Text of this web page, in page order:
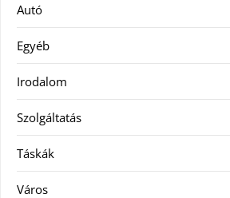
Autó
Egyéb
Irodalom
Szolgáltatás
Táskák
Város